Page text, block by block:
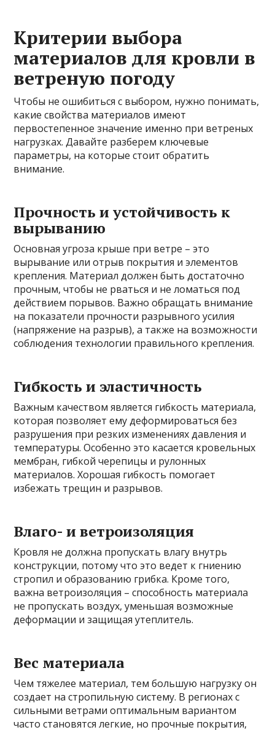
Критерии выбора
материалов для кровли в
ветреную погоду
Чтобы не ошибиться с выбором, нужно понимать,
какие свойства материалов имеют
первостепенное значение именно при ветреных
нагрузках. Давайте разберем ключевые
параметры, на которые стоит обратить
внимание.
Прочность и устойчивость к
вырыванию
Основная угроза крыше при ветре – это
вырывание или отрыв покрытия и элементов
крепления. Материал должен быть достаточно
прочным, чтобы не рваться и не ломаться под
действием порывов. Важно обращать внимание
на показатели прочности разрывного усилия
(напряжение на разрыв), а также на возможности
соблюдения технологии правильного крепления.
Гибкость и эластичность
Важным качеством является гибкость материала,
которая позволяет ему деформироваться без
разрушения при резких изменениях давления и
температуры. Особенно это касается кровельных
мембран, гибкой черепицы и рулонных
материалов. Хорошая гибкость помогает
избежать трещин и разрывов.
Влаго- и ветроизоляция
Кровля не должна пропускать влагу внутрь
конструкции, потому что это ведет к гниению
стропил и образованию грибка. Кроме того,
важна ветроизоляция – способность материала
не пропускать воздух, уменьшая возможные
деформации и защищая утеплитель.
Вес материала
Чем тяжелее материал, тем большую нагрузку он
создает на стропильную систему. В регионах с
сильными ветрами оптимальным вариантом
часто становятся легкие, но прочные покрытия,